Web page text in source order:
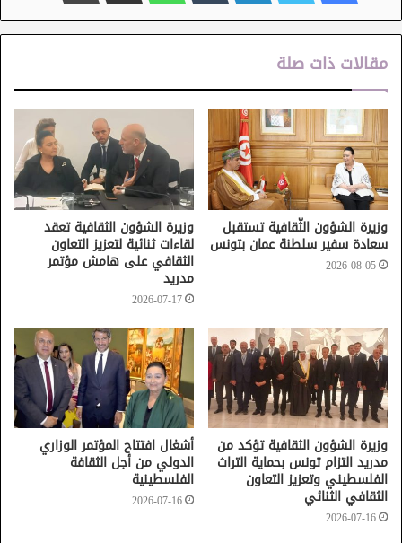
التوعوية الصادرة عن الهياكل العمومية الشريكة، وتوفير الإحاطة
التقنية اللازمة لضمان عرضها خلال التظاهرات.
كما تناول النقاش البعد الاتصالي والهوية البصرية للمهرجانات،
حيث تم التوقف عند أهمية جودة المعلقات الإشهارية باعتبارها
واجهة أولى للتظاهرات، مع التأكيد على ضرورة احترام المعايير
الفنية واللغوية، وضمان وضوح المعلومات الأساسية المتعلقة
بالبرمجة والتواريخ والأسعار، إلى جانب حسن توظيف الهوية
البصرية الرسمية وتناسق الشعارات المعتمدة.
وقد خلصت أشغال الجلسة إلى التأكيد على أن نجاح موسم
المهرجانات يرتكز على التكامل بين جودة البرمجة الفنية ودقة
التنظيم وحسن الإخراج البصري، بما يعكس صورة محترفة
والجهوي.
مقالات ذات صلة
وزيرة الشؤون الثّقافية تستقبل
سعادة سفير سلطنة عمان بتونس
2026-08-05
وزيرة الشؤون الثقافية تعقد
لقاءات ثنائية لتعزيز التعاون
الثقافي على هامش مؤتمر
مدريد
2026-07-17
وزيرة الشؤون الثقافية تؤكد من
مدريد التزام تونس بحماية التراث
الفلسطيني وتعزيز التعاون
الثقافي الثنائي
2026-07-16
أشغال افتتاح المؤتمر الوزاري
الدولي من أجل الثقافة
الفلسطينية
2026-07-16